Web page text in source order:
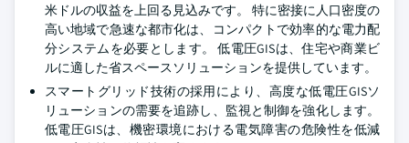
米ドルの収益を上回る見込みです。 特に密接に人口密度の
高い地域で急速な都市化は、コンパクトで効率的な電力配
分システムを必要とします。 低電圧GISは、住宅や商業ビ
ルに適した省スペースソリューションを提供しています。
スマートグリッド技術の採用により、高度な低電圧GISソ
リューションの需要を追跡し、監視と制御を強化します。
低電圧GISは、機密環境における電気障害の危険性を低減